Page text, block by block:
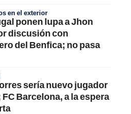
en el exterior
ponen lupa a Jhon
discusión con
del Benfica; no pasa
sería nuevo jugador
FC Barcelona, a la espera